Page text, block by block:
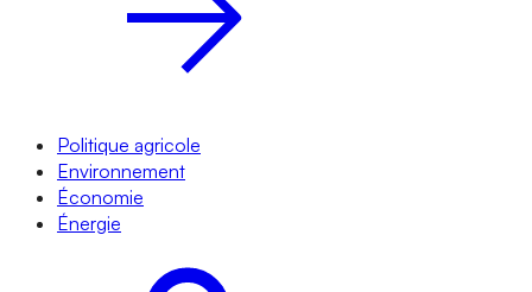
Politique agricole
Environnement
Économie
Énergie